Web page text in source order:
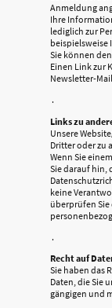
Anmeldung
Ihre
lediglich zur
beispielsweise
Sie können
Einen Link zur
Newsletter-
.
Links zu
Unsere
Dritter oder zu
Wenn Sie
Sie darauf hin,
keine
überprüfen
.
Recht auf
Sie haben das
Daten, die Sie
gängigen und